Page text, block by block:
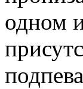
одном